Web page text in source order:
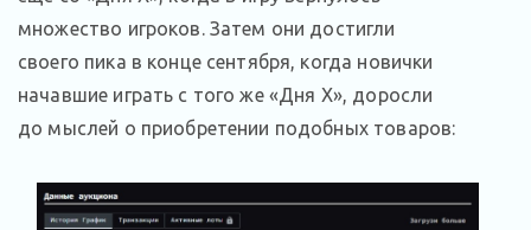
множество игроков. Затем они достигли
своего пика в конце сентября, когда новички
начавшие играть с того же «Дня Х», доросли
до мыслей о приобретении подобных товаров: